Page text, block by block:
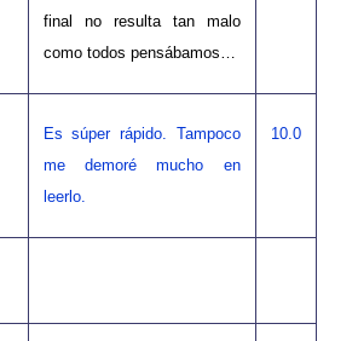
final no resulta tan malo
como todos pensábamos…
Es súper rápido. Tampoco
me demoré mucho en
leerlo.
10.0